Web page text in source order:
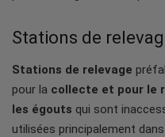
Stations de
Stations de relevage
pour la collecte et pour le
les égouts qui sont
utilisées principalement